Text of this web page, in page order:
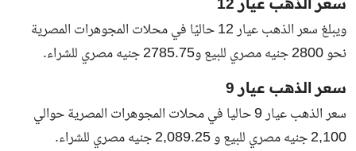
ويبلغ سعر الذهب عيار 12 حاليًا في محلات المجوهرات المصرية
نحو 2800 جنيه مصري للبيع و2785.75 جنيه مصري للشراء.
سعر الذهب عيار 9
سعر الذهب عيار 9 حاليا في محلات المجوهرات المصرية حوالي
2,100 جنيه مصري للبيع و 2,089.25 جنيه مصري للشراء.